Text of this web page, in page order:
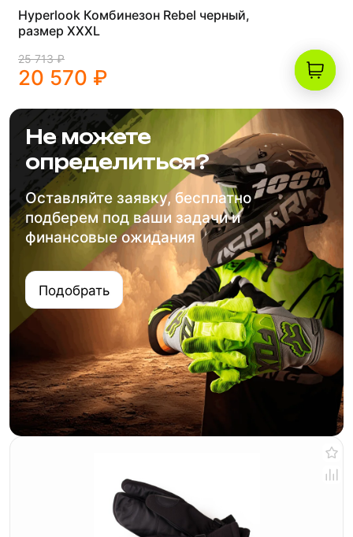
Hyperlook Комбинезон Rebel черный,
размер XXXL
25 713 ₽
20 570 ₽
Не можете
определиться?
Оставляйте заявку, бесплатно
подберем под ваши задачи и
финансовые ожидания
Подобрать